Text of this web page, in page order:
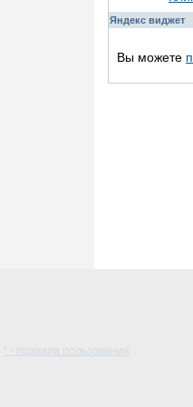
Яндекс виджет
Вы можете
* - правила пользования